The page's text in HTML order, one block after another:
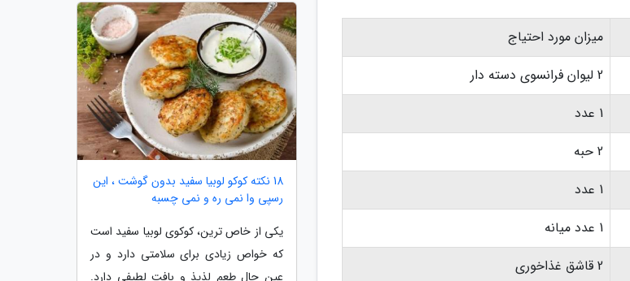
میزان مورد احتیاج
2 لیوان فرانسوی دسته دار
1 عدد
2 حبه
1 عدد
1 عدد میانه
2 قاشق غذاخوری
18 نکته کوکو لوبیا سفید بدون گوشت ، این
رسپی وا نمی ره و نمی چسبه
یکی از خاص ترین، کوکوی لوبیا سفید است
که خواص زیادی برای سلامتی دارد و در
عین حال طعم لذیذ و بافت لطیفی دارد.